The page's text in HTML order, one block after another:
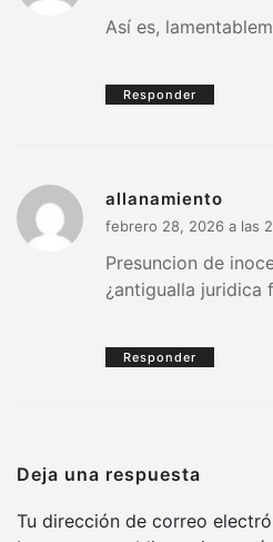
Así es,
Responder
allanamiento
febrero 28, 2026 a las
Presuncion de
¿antigualla juridica
Responder
Deja una respuesta
Tu dirección de correo